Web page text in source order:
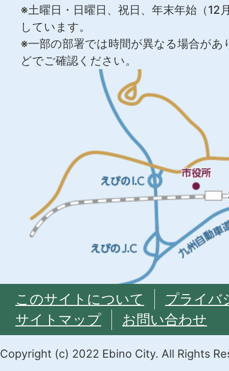
※土曜日・日曜日、祝日、年末年始（12
しています。
※一部の部署では時間が異なる場合が
どでご確認ください。
このサイトについて
プライバ
サイトマップ
お問い合わせ
Copyright (c) 2022 Ebino City. All Rights